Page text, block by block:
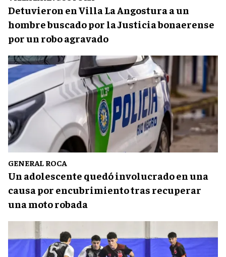
Detuvieron en Villa La Angostura a un
hombre buscado por la Justicia bonaerense
por un robo agravado
GENERAL ROCA
Un adolescente quedó involucrado en una
causa por encubrimiento tras recuperar
una moto robada